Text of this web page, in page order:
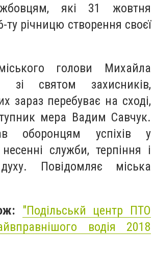
які 31 жовтня
ту річницю створення своєї
голови Михайла
зі святом захисників,
зараз перебуває на сході,
мера Вадим Савчук.
оборонцям успіхів у
служби, терпіння і
Повідомляє міська
"Подільськй центр ПТО
водія 2018